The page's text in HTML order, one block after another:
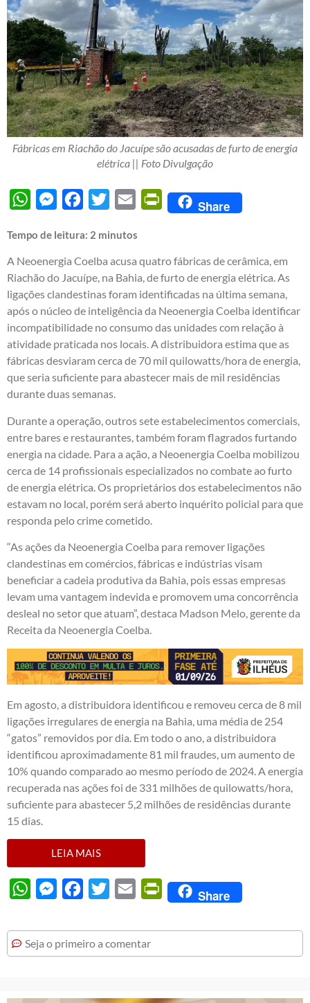
Fábricas em Riachão do Jacuípe são acusadas de furto de energia
elétrica || Foto Divulgação
WhatsAppMessengerFacebook
Twitter Email PrintFriendly
Share
Tempo de leitura: 2 minutos
A Neoenergia Coelba acusa quatro fábricas de cerâmica, em
Riachão do Jacuípe, na Bahia, de furto de energia elétrica. As
ligações clandestinas foram identificadas na última semana,
após o núcleo de inteligência da Neoenergia Coelba identificar
incompatibilidade no consumo das unidades com relação à
atividade praticada nos locais. A distribuidora estima que as
fábricas desviaram cerca de 70 mil quilowatts/hora de energia,
que seria suficiente para abastecer mais de mil residências
durante duas semanas.
Durante a operação, outros sete estabelecimentos comerciais,
entre bares e restaurantes, também foram flagrados furtando
energia na cidade. Para a ação, a Neoenergia Coelba mobilizou
cerca de 14 profissionais especializados no combate ao furto
de energia elétrica. Os proprietários dos estabelecimentos não
estavam no local, porém será aberto inquérito policial para que
responda pelo crime cometido.
“As ações da Neoenergia Coelba para remover ligações
clandestinas em comércios, fábricas e indústrias visam
beneficiar a cadeia produtiva da Bahia, pois essas empresas
levam uma vantagem indevida e promovem uma concorrência
desleal no setor que atuam”, destaca Madson Melo, gerente da
Receita da Neoenergia Coelba.
Em agosto, a distribuidora identificou e removeu cerca de 8 mil
ligações irregulares de energia na Bahia, uma média de 254
“gatos” removidos por dia. Em todo o ano, a distribuidora
identificou aproximadamente 81 mil fraudes, um aumento de
10% quando comparado ao mesmo período de 2024. A energia
recuperada nas ações foi de 331 milhões de quilowatts/hora,
suficiente para abastecer 5,2 milhões de residências durante
15 dias.
LEIA MAIS
WhatsAppMessengerFacebook
Twitter Email PrintFriendly
Share
Seja o primeiro a comentar